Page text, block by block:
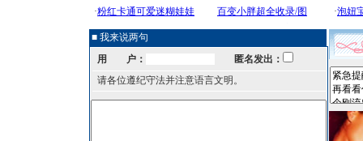
■ 我来说两句
用 户：
匿名发出：
请各位遵纪守法并注意语言文明。